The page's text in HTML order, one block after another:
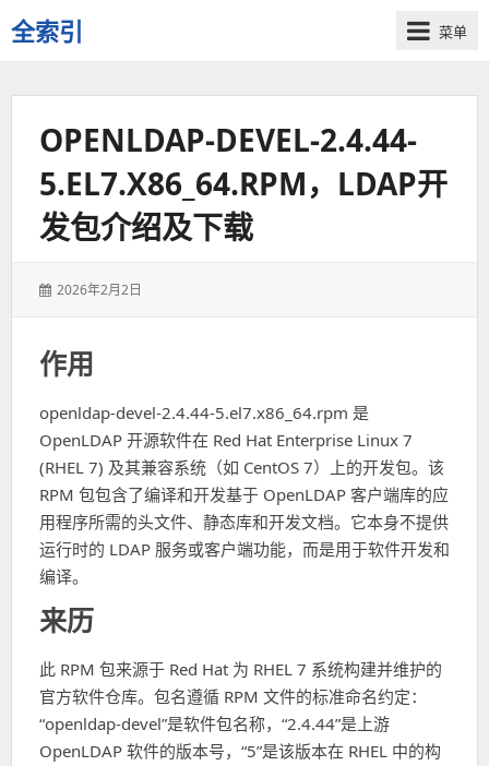
全索引
一
些
菜单
OPENLDAP-DEVEL-2.4.44-
5.EL7.X86_64.RPM，LDAP开
发包介绍及下载
发
2026年2月2日
作用
openldap-devel-2.4.44-5.el7.x86_64.rpm 是
OpenLDAP 开源软件在 Red Hat Enterprise Linux 7
(RHEL 7) 及其兼容系统（如 CentOS 7）上的开发包。该
RPM 包包含了编译和开发基于 OpenLDAP 客户端库的应
用程序所需的头文件、静态库和开发文档。它本身不提供
运行时的 LDAP 服务或客户端功能，而是用于软件开发和
编译。
来历
此 RPM 包来源于 Red Hat 为 RHEL 7 系统构建并维护的
官方软件仓库。包名遵循 RPM 文件的标准命名约定：
“openldap-devel”是软件包名称，“2.4.44”是上游
OpenLDAP 软件的版本号，“5”是该版本在 RHEL 中的构